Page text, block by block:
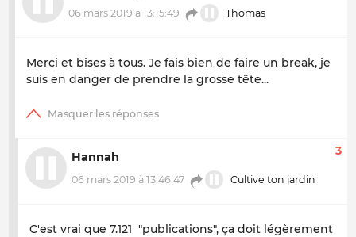
06 mars 2019 à 13:15:49 Thomas
Merci et bises à tous. Je fais bien de faire un break, je
suis en danger de prendre la grosse tête...
Hannah
06 mars 2019 à 13:46:47 Cultive ton jardin
3
C'est vrai que 7.121 "publications", ça doit légèrement